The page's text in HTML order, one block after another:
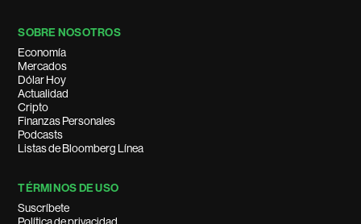
SOBRE NOSOTROS
Economía
Mercados
Dólar Hoy
Actualidad
Cripto
Finanzas Personales
Podcasts
Listas de Bloomberg Línea
TÉRMINOS DE USO
Suscríbete